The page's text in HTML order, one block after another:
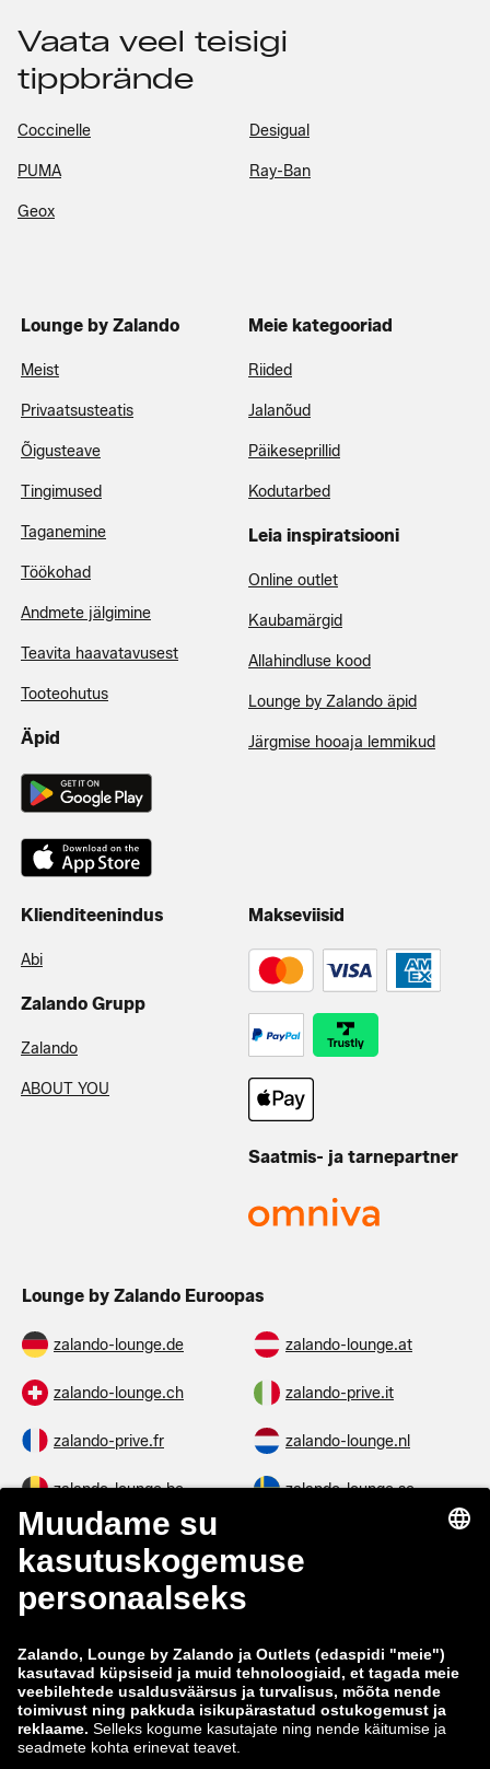
Vaata veel teisigi
tippbrände
Coccinelle Desigual
PUMA Ray-Ban
Geox
Lounge by Zalando
Meist
Privaatsusteatis
Õigusteave
Tingimused
Taganemine
Töökohad
Andmete jälgimine
Teavita haavatavusest
Tooteohutus
Äpid
Meie kategooriad
Riided
Jalanõud
Päikeseprillid
Kodutarbed
Leia inspiratsiooni
Online outlet
Kaubamärgid
Allahindluse kood
Lounge by Zalando äpid
Järgmise hooaja lemmikud
Klienditeenindus
Abi
Zalando Grupp
Zalando
ABOUT YOU
Makseviisid
Saatmis- ja tarnepartner
Lounge by Zalando Euroopas
zalando-lounge.de zalando-lounge.at
zalando-lounge.ch zalando-prive.it
zalando-prive.fr zalando-lounge.nl
zalando-lounge.be zalando-lounge.se
zalando-lounge.fi
zalando-lounge.co.uk
zalando-lounge.lt zalando-lounge.sk
zalando-lounge.ro zalando-lounge.hr